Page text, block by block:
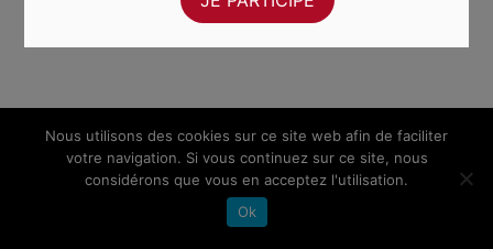
Nous utilisons des cookies sur ce site web afin de faciliter
votre navigation. Si vous continuez sur ce site, nous
considérons que vous en acceptez l'utilisation.
Ok